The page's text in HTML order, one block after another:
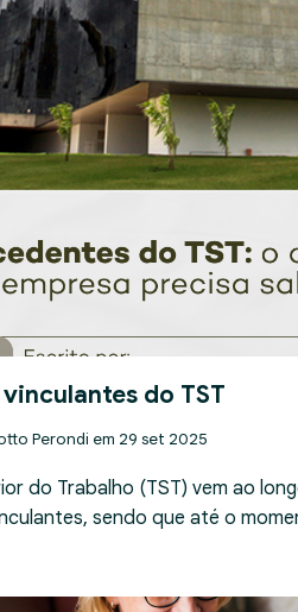
do TST
Perondi em 29 set 2025
do Trabalho (TST) vem ao
sendo que até o